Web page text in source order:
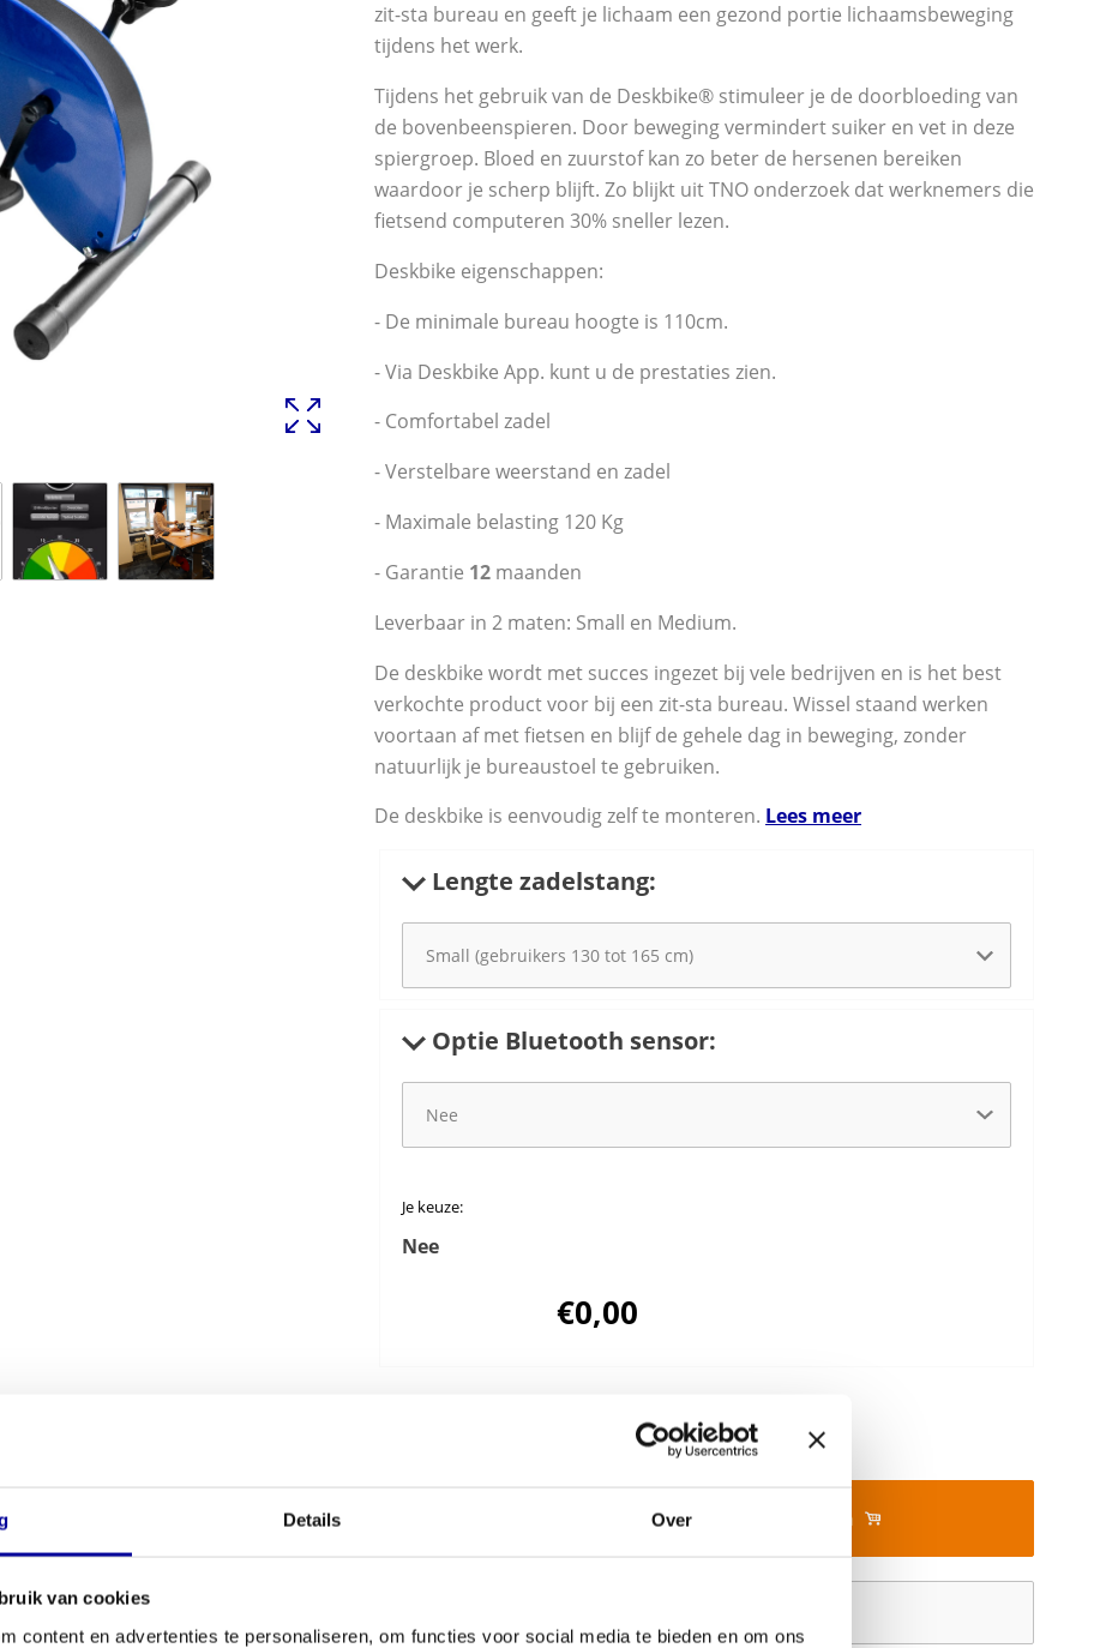
Details Over
van cookies
content en advertenties te personaliseren, om functies voor social media te bieden en om ons
zit-sta bureau en geeft je lichaam een gezond portie lichaamsbeweging
tijdens het werk.
Tijdens het gebruik van de Deskbike® stimuleer je de doorbloeding van
de bovenbeenspieren. Door beweging vermindert suiker en vet in deze
spiergroep. Bloed en zuurstof kan zo beter de hersenen bereiken
waardoor je scherp blijft. Zo blijkt uit TNO onderzoek dat werknemers die
fietsend computeren 30% sneller lezen.
Deskbike eigenschappen:
- De minimale bureau hoogte is 110cm.
- Via Deskbike App. kunt u de prestaties zien.
- Comfortabel zadel
- Verstelbare weerstand en zadel
- Maximale belasting 120 Kg
- Garantie 12 maanden
Leverbaar in 2 maten: Small en Medium.
De deskbike wordt met succes ingezet bij vele bedrijven en is het best
verkochte product voor bij een zit-sta bureau. Wissel staand werken
voortaan af met fietsen en blijf de gehele dag in beweging, zonder
natuurlijk je bureaustoel te gebruiken.
De deskbike is eenvoudig zelf te monteren. Lees meer
Lengte zadelstang:
Optie Bluetooth sensor:
Je keuze:
Nee
€0,00
In mijn winkelwagen